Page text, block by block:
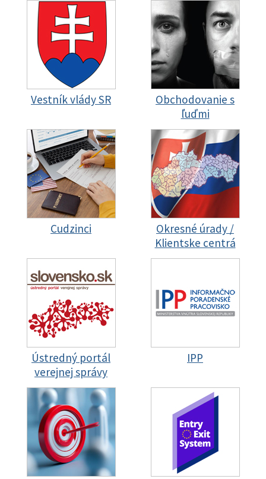
Vestník vlády SR
Obchodovanie s
ľuďmi
Cudzinci
Okresné úrady /
Klientske centrá
Ústredný portál
verejnej správy
IPP